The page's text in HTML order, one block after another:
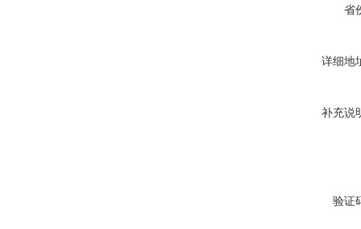
省
详细地
补充说
验证